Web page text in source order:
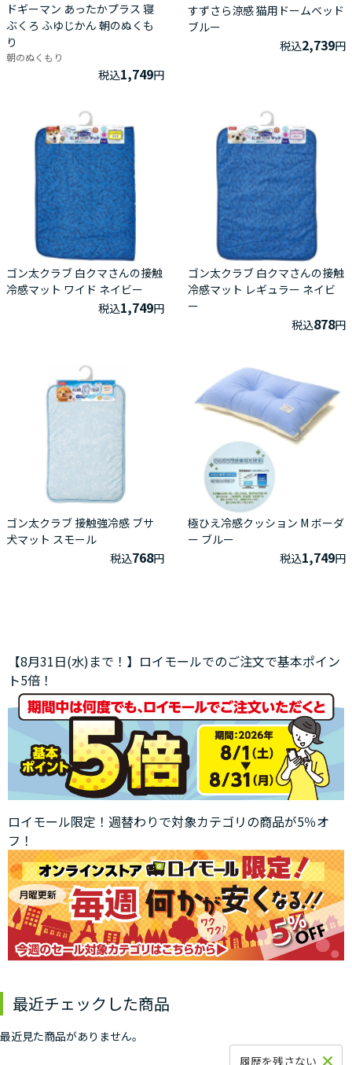
ドギーマン あったかプラス 寝
ぶくろ ふゆじかん 朝のぬくも
り
朝のぬくもり
税込1,749円
すずさら涼感 猫用ドームベッド
ブルー
税込2,739円
ゴン太クラブ 白クマさんの接触
冷感マット ワイド ネイビー
税込1,749円
ゴン太クラブ 白クマさんの接触
冷感マット レギュラー ネイビ
ー
税込878円
ゴン太クラブ 接触強冷感 ブサ
犬マット スモール
税込768円
極ひえ冷感クッション M ボーダ
ー ブルー
税込1,749円
【8月31日(水)まで！】ロイモールでのご注文で基本ポイン
ト5倍！
ロイモール限定！週替わりで対象カテゴリの商品が5％オ
フ！
最近チェックした商品
最近見た商品がありません。
履歴を残さない